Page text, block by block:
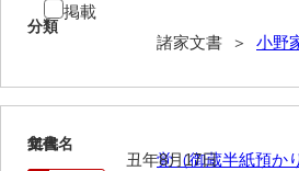
小田家文書（山口市吉敷）
小田家文書（山口市下小
分類
諸家文書 ＞ 小野
掲載
11
文書名
覚（御蔵半紙預か
年代
丑年8月17日